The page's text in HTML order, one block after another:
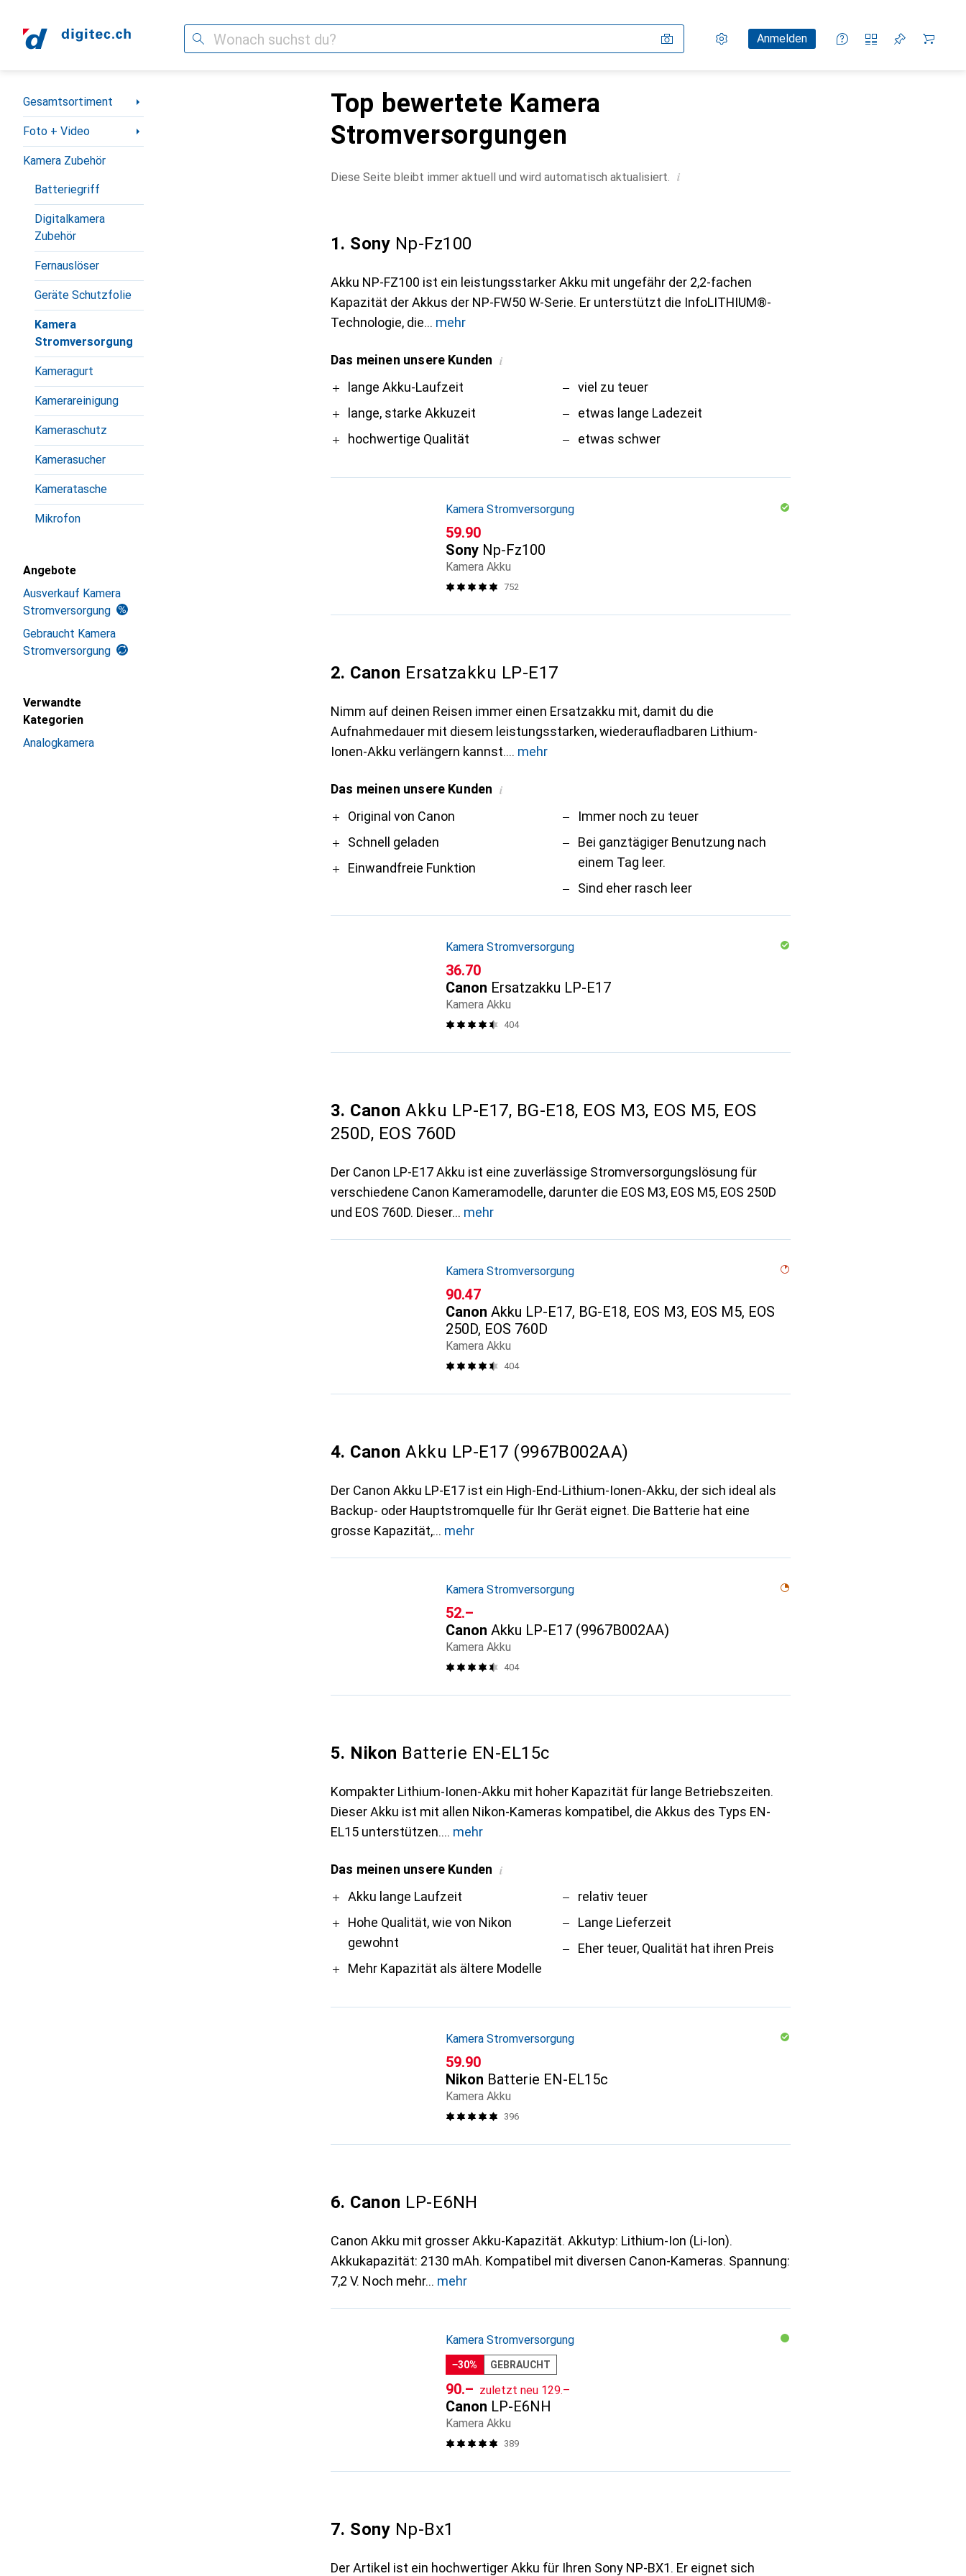
Suche Einstellungen
KundenkontoAnmelden
Vergleichslisten
Merklisten
Warenkorb
Navigation nach Kategorien
Gesamtsortiment
Foto + Video
Kamera Zubehör
Batteriegriff
Digitalkamera
Zubehör
Fernauslöser
Geräte Schutzfolie
Kamera
Stromversorgung
Kameragurt
Kamerareinigung
Kameraschutz
Kamerasucher
Kameratasche
Mikrofon
Angebote
Ausverkauf Kamera
Stromversorgung
Gebraucht Kamera
Stromversorgung
Verwandte
Kategorien
Analogkamera
Top bewertete Kamera
Stromversorgungen
Diese Seite bleibt immer aktuell und wird automatisch aktualisiert. i
1. Sony Np-Fz100
Akku NP-FZ100 ist ein leistungsstarker Akku mit ungefähr der 2,2-fachen
Kapazität der Akkus der NP-FW50 W-Serie. Er unterstützt die InfoLITHIUM®-
Technologie, die
mehr
Das meinen unsere Kunden i
Pro lange Akku-Laufzeit
lange, starke Akkuzeit
hochwertige Qualität
Contra
viel zu teuer
etwas lange Ladezeit
etwas schwer
Kamera Stromversorgung
CHF
59.90
Sony Np-Fz100
Kamera Akku
752
2. Canon Ersatzakku LP-E17
Nimm auf deinen Reisen immer einen Ersatzakku mit, damit du die
Aufnahmedauer mit diesem leistungsstarken, wiederaufladbaren Lithium-
Ionen-Akku verlängern kannst.
mehr
Das meinen unsere Kunden i
ProOriginal von Canon
Schnell geladen
Einwandfreie Funktion
Contra
Immer noch zu teuer
Bei ganztägiger Benutzung nach
einem Tag leer.
Sind eher rasch leer
Kamera Stromversorgung
CHF
36.70
Canon Ersatzakku LP-E17
Kamera Akku
404
3. Canon Akku LP-E17, BG-E18, EOS M3, EOS M5, EOS
250D, EOS 760D
Der Canon LP-E17 Akku ist eine zuverlässige Stromversorgungslösung für
verschiedene Canon Kameramodelle, darunter die EOS M3, EOS M5, EOS 250D
und EOS 760D. Dieser
mehr
Kamera Stromversorgung
CHF
90.47
Canon Akku LP-E17, BG-E18, EOS M3, EOS M5, EOS
250D, EOS 760D
Kamera Akku
404
4. Canon Akku LP-E17 (9967B002AA)
Der Canon Akku LP-E17 ist ein High-End-Lithium-Ionen-Akku, der sich ideal als
Backup- oder Hauptstromquelle für Ihr Gerät eignet. Die Batterie hat eine
grosse Kapazität,
mehr
Kamera Stromversorgung
CHF
52.–
Canon Akku LP-E17 (9967B002AA)
Kamera Akku
404
5. Nikon Batterie EN-EL15c
Kompakter Lithium-Ionen-Akku mit hoher Kapazität für lange Betriebszeiten.
Dieser Akku ist mit allen Nikon-Kameras kompatibel, die Akkus des Typs EN-
EL15 unterstützen.
mehr
Das meinen unsere Kunden i
ProAkku lange Laufzeit
Hohe Qualität, wie von Nikon
gewohnt
Mehr Kapazität als ältere Modelle
Contra
relativ teuer
Lange Lieferzeit
Eher teuer, Qualität hat ihren Preis
Kamera Stromversorgung
CHF
59.90
Nikon Batterie EN-EL15c
Kamera Akku
396
6. Canon LP-E6NH
Canon Akku mit grosser Akku-Kapazität. Akkutyp: Lithium-Ion (Li-Ion).
Akkukapazität: 2130 mAh. Kompatibel mit diversen Canon-Kameras. Spannung:
7,2 V. Noch mehr
mehr
Kamera Stromversorgung
−30% GEBRAUCHT
CHF
90.– zuletzt neu CHF
129.–
Canon LP-E6NH
Kamera Akku
389
7. Sony Np-Bx1
Der Artikel ist ein hochwertiger Akku für Ihren Sony NP-BX1. Er eignet sich